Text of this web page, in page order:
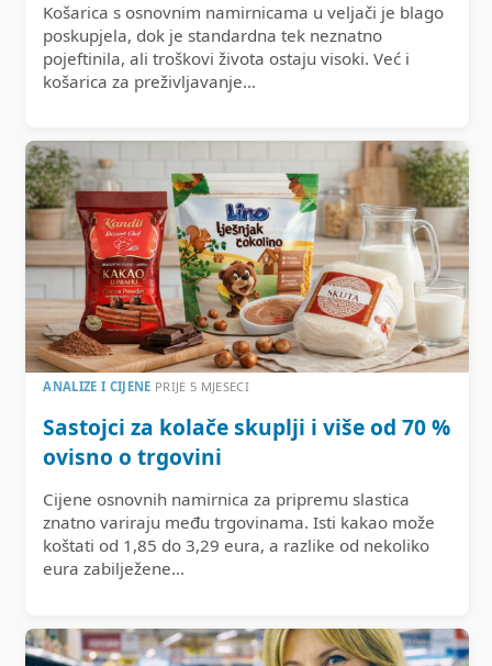
Košarica s osnovnim namirnicama u veljači je blago
poskupjela, dok je standardna tek neznatno
pojeftinila, ali troškovi života ostaju visoki. Već i
košarica za preživljavanje…
ANALIZE I CIJENE PRIJE 5 MJESECI
Sastojci za kolače skuplji i više od 70 %
ovisno o trgovini
Cijene osnovnih namirnica za pripremu slastica
znatno variraju među trgovinama. Isti kakao može
koštati od 1,85 do 3,29 eura, a razlike od nekoliko
eura zabilježene…